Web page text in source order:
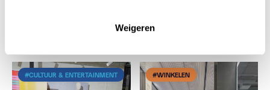
Weigeren
Ook interessant
#CULTUUR & ENTERTAINMENT #WINKELEN